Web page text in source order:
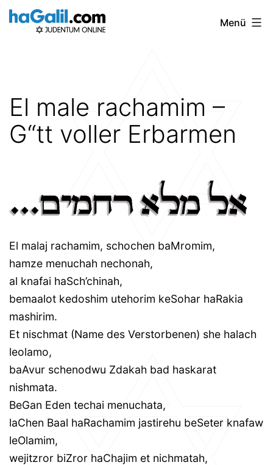
Zum
Inhalt
Menü
El male rachamim –
G“tt voller Erbarmen
El malaj rachamim, schochen baMromim,
hamze menuchah nechonah,
al knafai haSch’chinah,
bemaalot kedoshim utehorim keSohar haRakia
mashirim.
Et nischmat (Name des Verstorbenen) she halach
leolamo,
baAvur schenodwu Zdakah bad haskarat
nishmata.
BeGan Eden techai menuchata,
laChen Baal haRachamim jastirehu beSeter knafaw
leOlamim,
wejitzror biZror haChajim et nichmatah,